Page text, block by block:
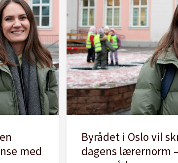
med
Byrådet i Oslo vil
dagens lærernorm